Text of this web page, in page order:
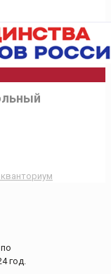
год.